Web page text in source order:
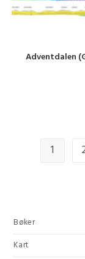
Adventdalen
1
Bøker
Kart